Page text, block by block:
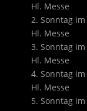
Hl. Messe
2. Sonntag
Hl. Messe
3. Sonntag
Hl. Messe
4. Sonntag
Hl. Messe
5. Sonntag